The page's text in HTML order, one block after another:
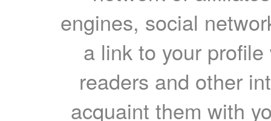
engines, social
a link to your
readers and other
acquaint them with